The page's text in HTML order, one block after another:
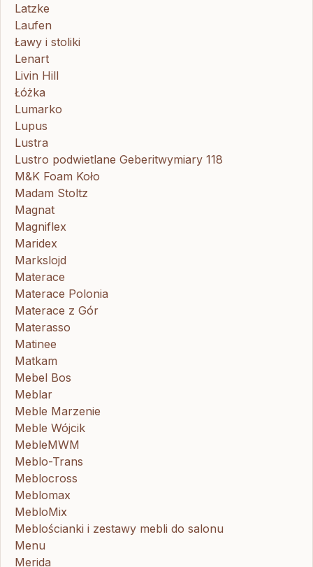
Latzke
Laufen
Ławy i stoliki
Lenart
Livin Hill
Łóżka
Lumarko
Lupus
Lustra
Lustro podwietlane Geberitwymiary 118
M&K Foam Koło
Madam Stoltz
Magnat
Magniflex
Maridex
Markslojd
Materace
Materace Polonia
Materace z Gór
Materasso
Matinee
Matkam
Mebel Bos
Meblar
Meble Marzenie
Meble Wójcik
MebleMWM
Meblo-Trans
Meblocross
Meblomax
MebloMix
Meblościanki i zestawy mebli do salonu
Menu
Merida